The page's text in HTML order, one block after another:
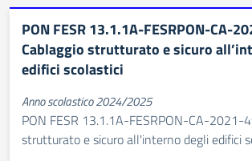
PON FESR 13.1.1A-FESRPON-CA-
Cablaggio strutturato e sicuro
edifici scolastici
Anno scolastico 2024/2025
PON FESR 13.1.1A-FESRPON-CA-2021-
strutturato e sicuro all'interno degli edifici